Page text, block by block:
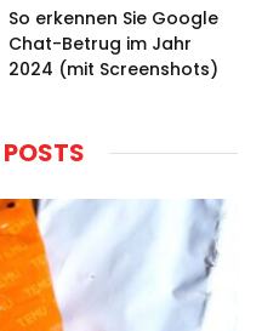
So erkennen Sie Google
Chat-Betrug im Jahr
2024 (mit Screenshots)
POSTS